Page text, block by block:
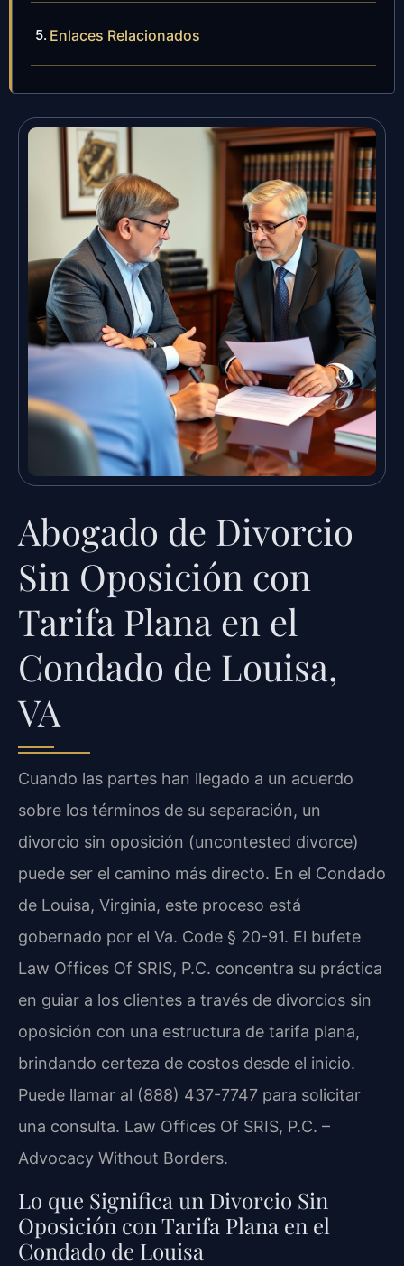
Enlaces Relacionados
Abogado de Divorcio
Sin Oposición con
Tarifa Plana en el
Condado de Louisa,
VA
Cuando las partes han llegado a un acuerdo
sobre los términos de su separación, un
divorcio sin oposición (uncontested divorce)
puede ser el camino más directo. En el Condado
de Louisa, Virginia, este proceso está
gobernado por el Va. Code § 20-91. El bufete
Law Offices Of SRIS, P.C. concentra su práctica
en guiar a los clientes a través de divorcios sin
oposición con una estructura de tarifa plana,
brindando certeza de costos desde el inicio.
Puede llamar al (888) 437-7747 para solicitar
una consulta. Law Offices Of SRIS, P.C. –
Advocacy Without Borders.
Lo que Significa un Divorcio Sin
Oposición con Tarifa Plana en el
Condado de Louisa